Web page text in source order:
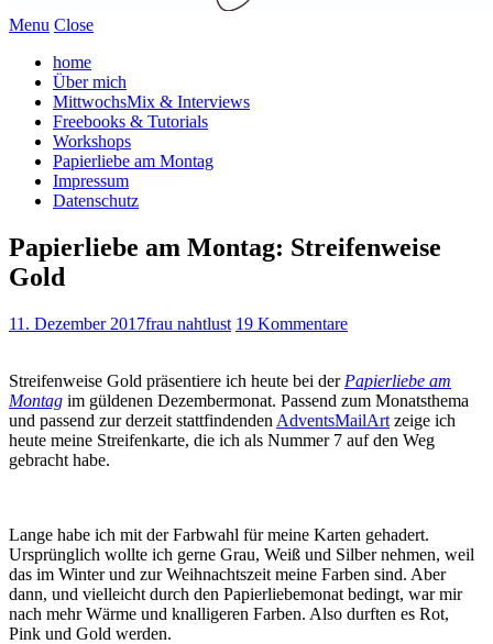
Menu Close
home
Über mich
MittwochsMix & Interviews
Freebooks & Tutorials
Workshops
Papierliebe am Montag
Impressum
Datenschutz
Papierliebe am Montag: Streifenweise
Gold
11. Dezember 2017frau nahtlust 19 Kommentare
Streifenweise Gold präsentiere ich heute bei der Papierliebe am
Montag im güldenen Dezembermonat. Passend zum Monatsthema
und passend zur derzeit stattfindenden AdventsMailArt zeige ich
heute meine Streifenkarte, die ich als Nummer 7 auf den Weg
gebracht habe.
Lange habe ich mit der Farbwahl für meine Karten gehadert.
Ursprünglich wollte ich gerne Grau, Weiß und Silber nehmen, weil
das im Winter und zur Weihnachtszeit meine Farben sind. Aber
dann, und vielleicht durch den Papierliebemonat bedingt, war mir
nach mehr Wärme und knalligeren Farben. Also durften es Rot,
Pink und Gold werden.